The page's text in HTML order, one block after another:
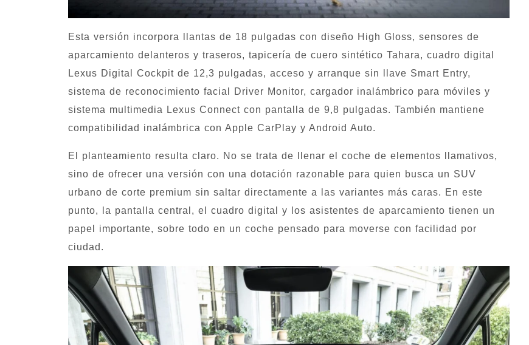
Esta versión incorpora llantas de 18 pulgadas con diseño High Gloss, sensores de
aparcamiento delanteros y traseros, tapicería de cuero sintético Tahara, cuadro digital
Lexus Digital Cockpit de 12,3 pulgadas, acceso y arranque sin llave Smart Entry,
sistema de reconocimiento facial Driver Monitor, cargador inalámbrico para móviles y
sistema multimedia Lexus Connect con pantalla de 9,8 pulgadas. También mantiene
compatibilidad inalámbrica con Apple CarPlay y Android Auto.
El planteamiento resulta claro. No se trata de llenar el coche de elementos llamativos,
sino de ofrecer una versión con una dotación razonable para quien busca un SUV
urbano de corte premium sin saltar directamente a las variantes más caras. En este
punto, la pantalla central, el cuadro digital y los asistentes de aparcamiento tienen un
papel importante, sobre todo en un coche pensado para moverse con facilidad por
ciudad.